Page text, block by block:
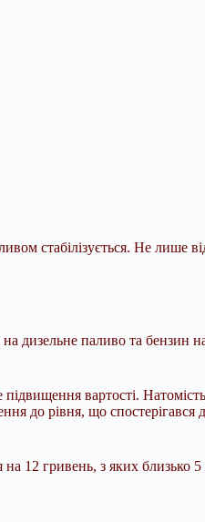
стабілізується. Не лише
дизельне паливо та бензин
вартості.
до рівня, що спостерігався
12 гривень, з яких близько